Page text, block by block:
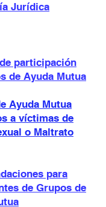
Jurídica
participación
de Ayuda Mutua
Ayuda Mutua
a víctimas de
o Maltrato
para
s de Grupos de